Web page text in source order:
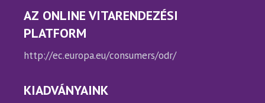
AZ ONLINE VITARENDEZÉSI
PLATFORM
http://ec.europa.eu/consumers/odr/
KIADVÁNYAINK